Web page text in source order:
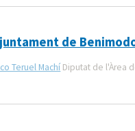
de
Teruel Machí Diputat de l'Àrea